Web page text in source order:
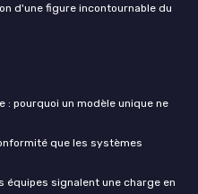
d'une figure incontournable du
pourquoi un modèle unique ne
que les systèmes
équipes signalent une charge en